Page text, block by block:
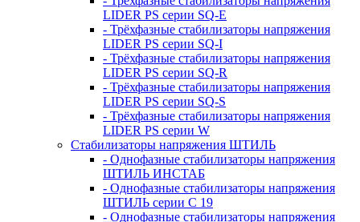
LIDER PS серии SQ-E
- Трёхфазные стабилизаторы напряжения
LIDER PS серии SQ-I
- Трёхфазные стабилизаторы напряжения
LIDER PS серии SQ-R
- Трёхфазные стабилизаторы напряжения
LIDER PS серии SQ-S
- Трёхфазные стабилизаторы напряжения
LIDER PS серии W
Стабилизаторы напряжения ШТИЛЬ
- Однофазные стабилизаторы напряжения
ШТИЛЬ ИНСТАБ
- Однофазные стабилизаторы напряжения
ШТИЛЬ серии C 19
- Однофазные стабилизаторы напряжения